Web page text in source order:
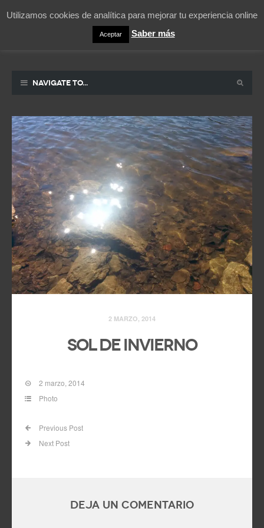
La vida contada en un sueño
Navigate to...
2 MARZO, 2014
Sol de invierno
2 marzo, 2014
Photo
Previous Post
Next Post
Deja un comentario
Utilizamos cookies de analítica para mejorar tu experiencia online
Aceptar Saber más